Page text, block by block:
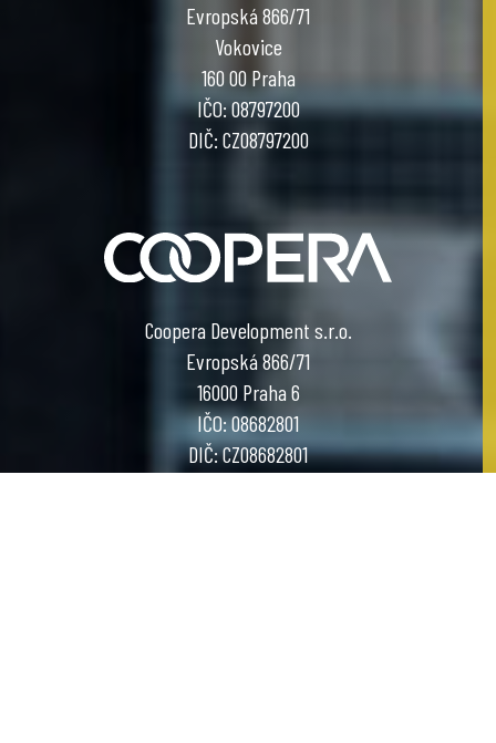
Evropská 866/71
Vokovice
160 00 Praha
IČO: 08797200
DIČ: CZ08797200
Coopera Development s.r.o.
Evropská 866/71
16000 Praha 6
IČO: 08682801
DIČ: CZ08682801